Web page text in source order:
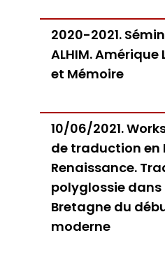
Séminaires et
Journées d’études
Colloques
Soutenances de doctorat
Soutenances HDR
Les Revues du LER
Revue Pandora
Cahiers ALHIM
Publications
Thèses
Collection HAL
Le LER sur Vimeo
2020-2021.
ALHIM.
et Mémoire
10/06/2021.
de traduction en
Renaissance.
polyglossie
Bretagne du
moderne